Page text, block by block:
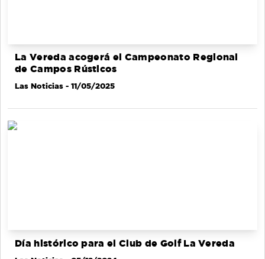
La Vereda acogerá el Campeonato Regional
de Campos Rústicos
Las Noticias - 11/05/2025
Día histórico para el Club de Golf La Vereda